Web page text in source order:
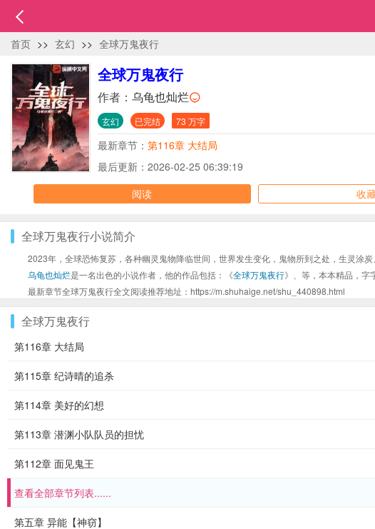
首页 >> 玄幻 >> 全球万鬼夜行
全球万鬼夜行
作者： 乌龟也灿烂
玄幻 已完结 73 万字
最新章节： 第116章 大结局
最后更新：2026-02-25 06:39:19
阅读
收
全球万鬼夜行小说简介
2023年，全球恐怖复苏，各种幽灵鬼物降临世间，世界发生变化，鬼物所到之处，生灵涂
乌龟也灿烂是一名出色的小说作者，他的作品包括：《全球万鬼夜行》、等，本本精品，字
最新章节全球万鬼夜行全文阅读推荐地址：https://m.shuhaige.net/shu_440898.html
全球万鬼夜行
第116章 大结局
第115章 纪诗晴的追杀
第114章 美好的幻想
第113章 潜渊小队队员的担忧
第112章 面见鬼王
查看全部章节列表......
第五章 异能【神窃】